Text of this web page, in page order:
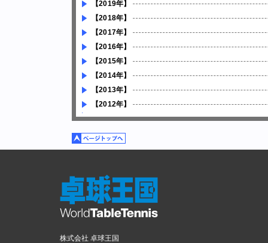
【2019年】
【2018年】
【2017年】
【2016年】
【2015年】
【2014年】
【2013年】
【2012年】
株式会社 卓球王国